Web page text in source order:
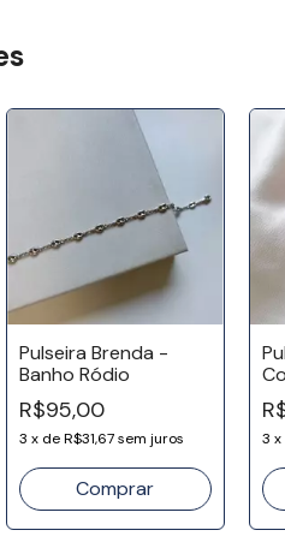
Pulseira Brenda -
Banho Ródio
R$95,00
3 x deR$31,67 sem juros 3 x